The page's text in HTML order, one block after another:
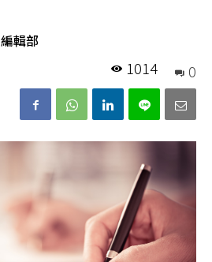
輯部
0
1014